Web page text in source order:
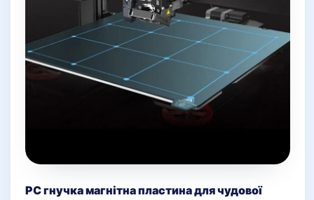
PC гнучка магнітна пластина для чудової